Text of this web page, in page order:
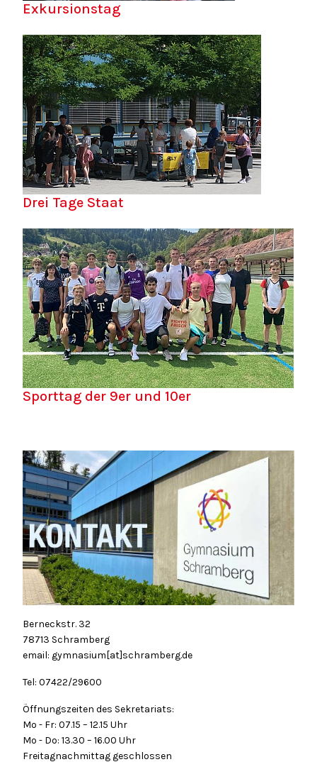
Exkursionstag
Drei Tage Staat
Sporttag der 9er und 10er
Berneckstr. 32
78713 Schramberg
email: gymnasium[at]schramberg.de
Tel: 07422/29600
Öffnungszeiten des Sekretariats:
Mo - Fr: 07.15 – 12.15 Uhr
Mo - Do: 13.30 – 16.00 Uhr
Freitagnachmittag geschlossen